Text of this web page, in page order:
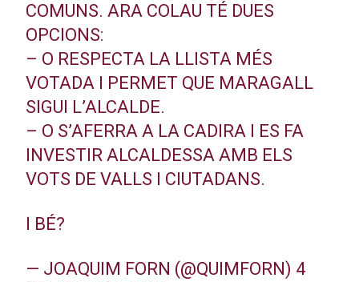
COMUNS. ARA COLAU TÉ DUES
OPCIONS:
– O RESPECTA LA LLISTA MÉS
VOTADA I PERMET QUE MARAGALL
SIGUI L’ALCALDE.
– O S’AFERRA A LA CADIRA I ES FA
INVESTIR ALCALDESSA AMB ELS
VOTS DE VALLS I CIUTADANS.
I BÉ?
— JOAQUIM FORN (@QUIMFORN) 4